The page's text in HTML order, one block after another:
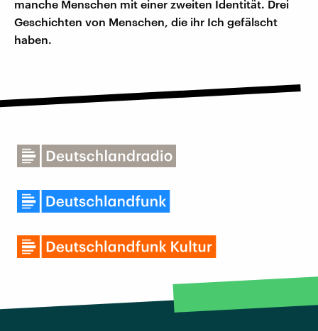
manche Menschen mit einer zweiten Identität. Drei
Geschichten von Menschen, die ihr Ich gefälscht
haben.